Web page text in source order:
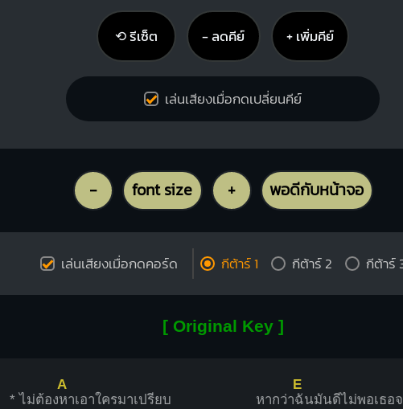
⟲ รีเซ็ต − ลดคีย์ + เพิ่มคีย์
เล่นเสียงเมื่อกดเปลี่ยนคีย์
- font size + พอดีกับหน้าจอ
เล่นเสียงเมื่อกดคอร์ด กีต้าร์ 1 กีต้าร์ 2 กีต้าร์
[ Original Key ]
* ไม่ต้อง
A
หาเอาใครมาเปรียบ หากว่า
E
ฉันมันดีไม่พอเธอ